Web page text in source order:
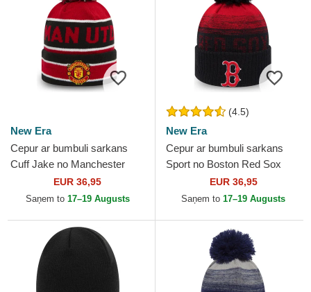
New Era
Cepur ar bumbuli sarkans
Cuff Jake no Manchester
United Football Club Premier
League no New Era
EUR 36,95
Saņem to 17–19 Augusts
(4.5)
New Era
Cepur ar bumbuli sarkans
Sport no Boston Red Sox
MLB no New Era
EUR 36,95
Saņem to 17–19 Augusts